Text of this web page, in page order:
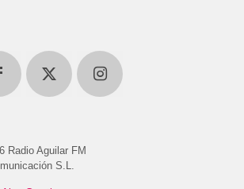
Radio Aguilar FM
S.L.